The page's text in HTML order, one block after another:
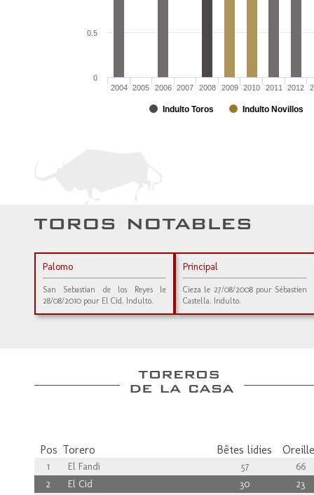
Indulto Toros Indulto Novillos
2004 2005 2006 2007 2008 2009 2010 2011 2012
0
0.5
Palomo
San Sebastian de los Reyes le
28/08/2010 pour El Cid. Indulto.
Principal
Cieza le 27/08/2008 pour Sébastien
Castella. Indulto.
Pos Torero Bêtes lidies
1 El Fandi 57
66
2
El Cid 30
23